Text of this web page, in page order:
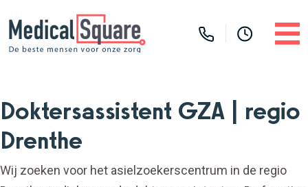
Doktersassistent GZA | regio
Drenthe
Wij zoeken voor het asielzoekerscentrum in de regio